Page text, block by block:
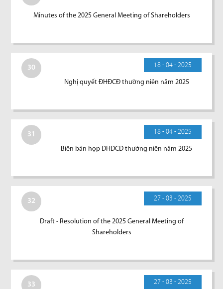
Minutes of the 2025 General Meeting of Shareholders
30 18 - 04 - 2025
Nghị quyết ĐHĐCĐ thường niên năm 2025
31 18 - 04 - 2025
Biên bản họp ĐHĐCĐ thường niên năm 2025
32 27 - 03 - 2025
Draft - Resolution of the 2025 General Meeting of
Shareholders
33 27 - 03 - 2025